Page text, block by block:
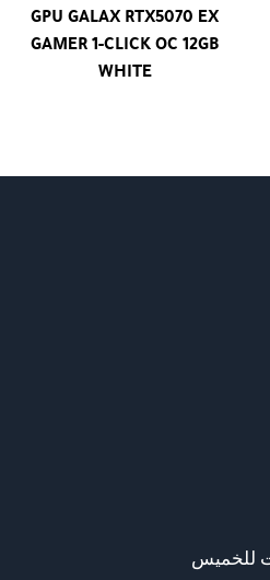
GPU GALAX RTX5070 EX
GAMER 1-CLICK OC 12GB
WHITE